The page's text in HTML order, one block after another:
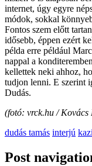
internet, úgy egyre
módok, sokkal
Fontos szem előtt
idősebb, éppen ezért
példa erre például
nappal a
kellettek neki ahhoz,
tudjon lenni. E szerint
Dudás.
(fotó: vrck.hu / Kovács
dudás tamás interjú
Post